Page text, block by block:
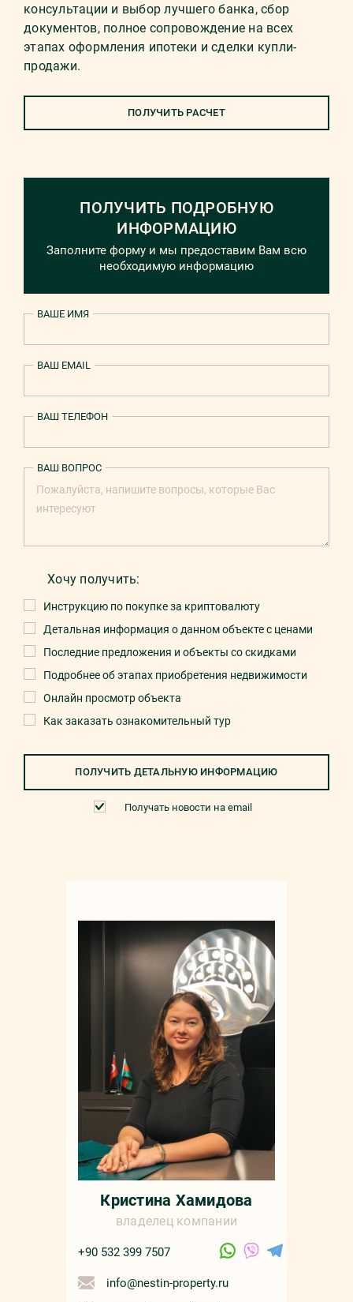
консультации и выбор лучшего банка, сбор
документов, полное сопровождение на всех
этапах оформления ипотеки и сделки купли-
продажи.
ПОЛУЧИТЬ РАСЧЕТ
ПОЛУЧИТЬ ПОДРОБНУЮ
ИНФОРМАЦИЮ
Заполните форму и мы предоставим Вам всю
необходимую информацию
ВАШЕ ИМЯ
ВАШ EMAIL
ВАШ ТЕЛЕФОН
Хочу получить:
Инструкцию по покупке за криптовалюту
Детальная информация о данном объекте с ценами
Последние предложения и объекты со скидками
Подробнее об этапах приобретения недвижимости
Онлайн просмотр объекта
Как заказать ознакомительный тур
ВАШ ВОПРОС
ПОЛУЧИТЬ ДЕТАЛЬНУЮ ИНФОРМАЦИЮ
Получать новости на email
Кристина Хамидова
владелец компании
+90 532 399 7507
info@nestin-property.ru